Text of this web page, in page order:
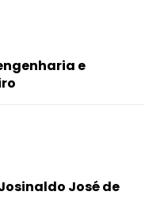
e
José de